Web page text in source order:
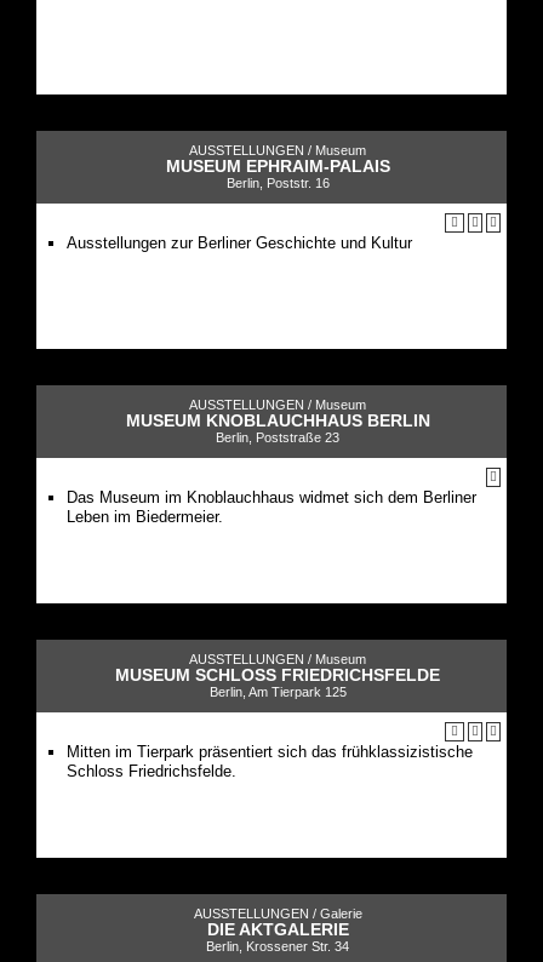
AUSSTELLUNGEN / Museum
MUSEUM EPHRAIM-PALAIS
Berlin, Poststr. 16
Ausstellungen zur Berliner Geschichte und Kultur
AUSSTELLUNGEN / Museum
MUSEUM KNOBLAUCHHAUS BERLIN
Berlin, Poststraße 23
Das Museum im Knoblauchhaus widmet sich dem Berliner
Leben im Biedermeier.
AUSSTELLUNGEN / Museum
MUSEUM SCHLOSS FRIEDRICHSFELDE
Berlin, Am Tierpark 125
Mitten im Tierpark präsentiert sich das frühklassizistische
Schloss Friedrichsfelde.
AUSSTELLUNGEN / Galerie
DIE AKTGALERIE
Berlin, Krossener Str. 34